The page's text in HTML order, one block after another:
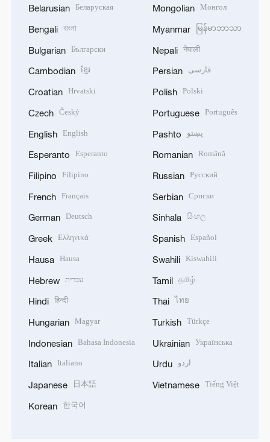
Belarusian Беларуская
Bengali বাংলা
Bulgarian Български
Cambodian ខ្មែរ
Croatian Hrvatski
Czech Český
English English
Esperanto Esperanto
Filipino Filipino
French Français
German Deutsch
Greek Ελληνικά
Hausa Hausa
Hebrew עברית
Hindi हिन्दी
Hungarian Magyar
Indonesian Bahasa Indonesia
Italian Italiano
Japanese 日本語
Korean 한국어
Mongolian Монгол
Myanmar မြန်မာဘာသာ
Nepali नेपाली
Persian فارسی
Polish Polski
Portuguese Português
Pashto پښتو
Romanian Română
Russian Русский
Serbian Српски
Sinhala සිංහල
Spanish Español
Swahili Kiswahili
Tamil தமிழ்
Thai ไทย
Turkish Türkçe
Ukrainian Українська
Urdu اردو
Vietnamese Tiếng Việt